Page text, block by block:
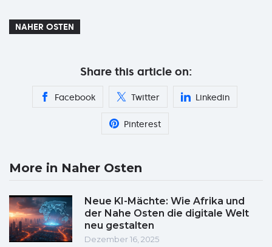
NAHER OSTEN
Share this article on:
Facebook Twitter Linkedin
Pinterest
More in Naher Osten
Neue KI-Mächte: Wie Afrika und
der Nahe Osten die digitale Welt
neu gestalten
Dezember 16, 2025